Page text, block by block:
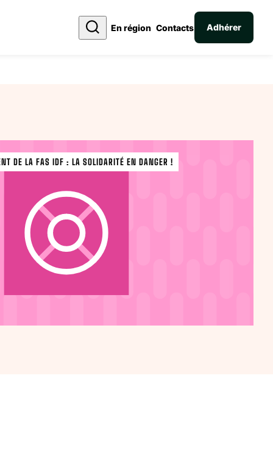
En région Contacts Adhérer
DE LA FAS IDF : LA SOLIDARITÉ EN DANGER !